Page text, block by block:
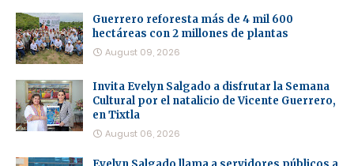
Guerrero reforesta más de 4 mil 600
hectáreas con 2 millones de plantas
August 09, 2026
Invita Evelyn Salgado a disfrutar la Semana
Cultural por el natalicio de Vicente Guerrero,
en Tixtla
August 06, 2026